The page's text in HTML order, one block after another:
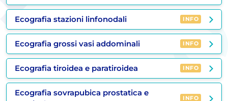
Ecografia stazioni linfonodali INFO
Ecografia grossi vasi addominali INFO
Ecografia tiroidea e paratiroidea INFO
Ecografia sovrapubica prostatica e
INFO